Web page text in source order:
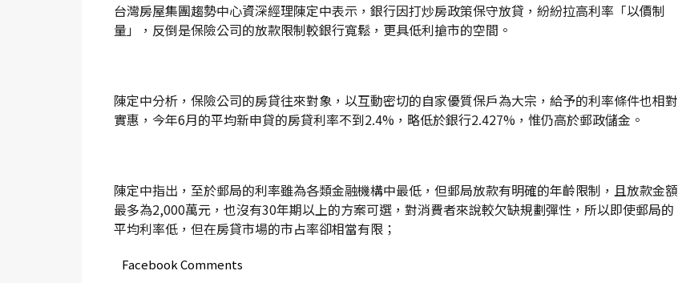
台灣房屋集團趨勢中心資深經理陳定中表示，銀行因打炒房政策保守放貸，紛紛拉高利率「以價制
量」，反倒是保險公司的放款限制較銀行寬鬆，更具低利搶市的空間。
陳定中分析，保險公司的房貸往來對象，以互動密切的自家優質保戶為大宗，給予的利率條件也相對
實惠，今年6月的平均新申貸的房貸利率不到2.4%，略低於銀行2.427%，惟仍高於郵政儲金。
陳定中指出，至於郵局的利率雖為各類金融機構中最低，但郵局放款有明確的年齡限制，且放款金額
最多為2,000萬元，也沒有30年期以上的方案可選，對消費者來說較欠缺規劃彈性，所以即使郵局的
平均利率低，但在房貸市場的市占率卻相當有限；
Facebook Comments